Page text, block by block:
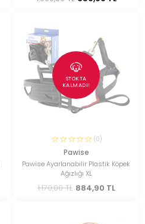
STOKTA
KALMADI!
(0)
Pawise
Pawise Ayarlanabilir Plastik Köpek
Ağızlığı XL
1.170,00 TL 884,90 TL